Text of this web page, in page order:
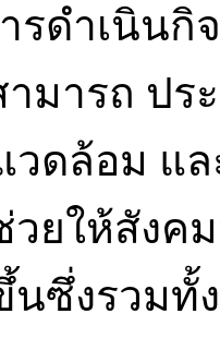
รดำเนินกิ
มารถ ป
ดล้อม แ
วยให้สังค
นซึ่งรวมทั้